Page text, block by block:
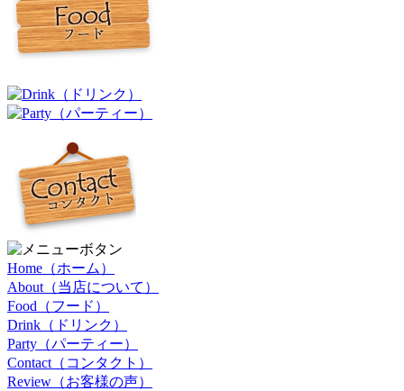
Home（ホーム）
About（当店について）
Food（フード）
Drink（ドリンク）
Party（パーティー）
Contact（コンタクト）
Review（お客様の声）